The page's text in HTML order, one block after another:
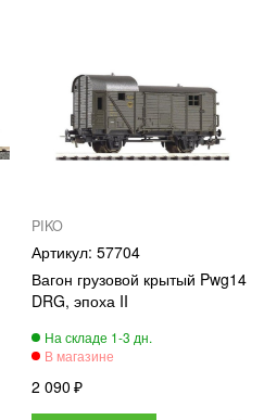
PIKO
57704
Вагон грузовой крытый Pwg14
DRG, эпоха II
2 090